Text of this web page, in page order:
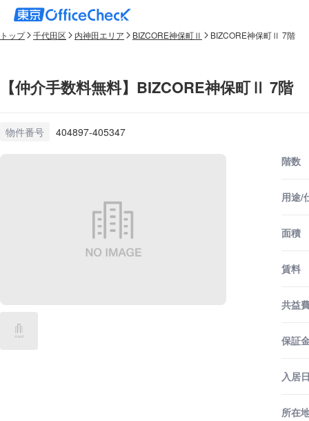
トップ 千代田区 内神田エリア BIZCORE神保町Ⅱ BIZCORE神保町Ⅱ 7階
【仲介手数料無料】BIZCORE神保町Ⅱ 7階
物件番号 404897-405347
階数
用途/
面積
賃料
共益
保証
入居
所在